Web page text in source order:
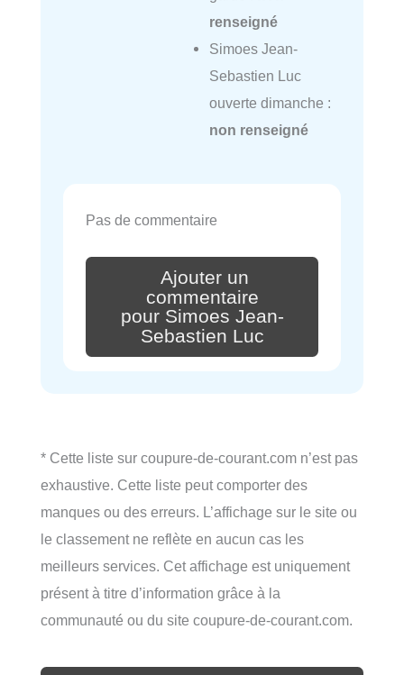
renseigné
Simoes Jean-
Sebastien Luc
ouverte dimanche :
non renseigné
Pas de commentaire
Ajouter un
commentaire
pour Simoes Jean-
Sebastien Luc
* Cette liste sur coupure-de-courant.com n’est pas
exhaustive. Cette liste peut comporter des
manques ou des erreurs. L’affichage sur le site ou
le classement ne reflète en aucun cas les
meilleurs services. Cet affichage est uniquement
présent à titre d’information grâce à la
communauté ou du site coupure-de-courant.com.